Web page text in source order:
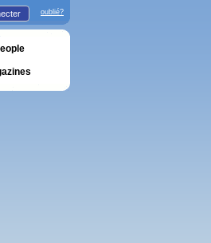
oublié?